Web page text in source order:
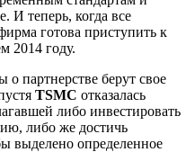
И теперь, когда все
готова приступить к
2014 году.
о партнерстве берут свое
TSMC отказалась
либо инвестировать
либо же достичь
выделено определенное